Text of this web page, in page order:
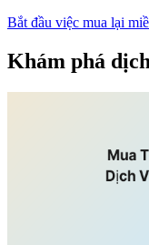
Bắt đầu việc mua lại
Khám phá